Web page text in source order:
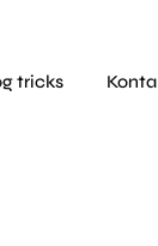
tricks